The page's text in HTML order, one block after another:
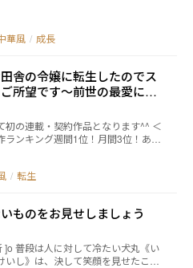
閉されているという。 そんな彼
スは、助けられた恩に報いるため、
に。 だが、そんなある
……！？ ・毎週火曜・金曜日19時35分更新です！
がらも、姫君の世話役兼教育係にな
。 「姫様！ いい加減、
の書物を読んできた慧芽でさえ知ら
どうやら「皇帝がつがい」である紫
その特別な竜を己の
とする腹黒皇帝陛下の勅命の下、同
護衛武官・克宇と共に、人の常識す
の少女ヴェラをあの手この手で躾て
っと変わった教育生活が幕を開け
華風 / 成長
舎の令嬢に転生したのでス
所望です～前世の最愛に執
が、これって何のフラグ？
初の連載・契約作品となります^^ ＜
ンキング週間1位！月間3位！あり
無事に完結いたしまし
りがとうございました！<(_ _)> か
カナハーン帝国……美しき悪の女帝
爵令嬢、リオーネ・マクガナルア
頃から奇妙な夢を見るようになる。
女帝になり、帝国で優雅に暮らして
/ 転生
ものをお見せしましょう
いし》は、決して笑顔を見せたこと